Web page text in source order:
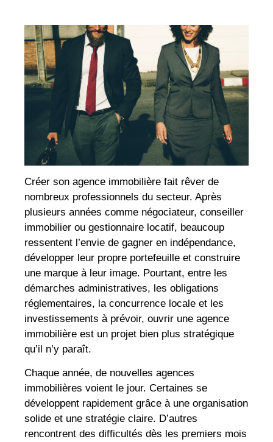
Créer son agence immobilière fait rêver de
nombreux professionnels du secteur. Après
plusieurs années comme négociateur, conseiller
immobilier ou gestionnaire locatif, beaucoup
ressentent l’envie de gagner en indépendance,
développer leur propre portefeuille et construire
une marque à leur image. Pourtant, entre les
démarches administratives, les obligations
réglementaires, la concurrence locale et les
investissements à prévoir, ouvrir une agence
immobilière est un projet bien plus stratégique
qu’il n’y paraît.
Chaque année, de nouvelles agences
immobilières voient le jour. Certaines se
développent rapidement grâce à une organisation
solide et une stratégie claire. D’autres
rencontrent des difficultés dès les premiers mois